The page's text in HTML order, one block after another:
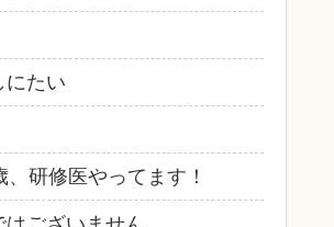
にたい
、研修医やってます！